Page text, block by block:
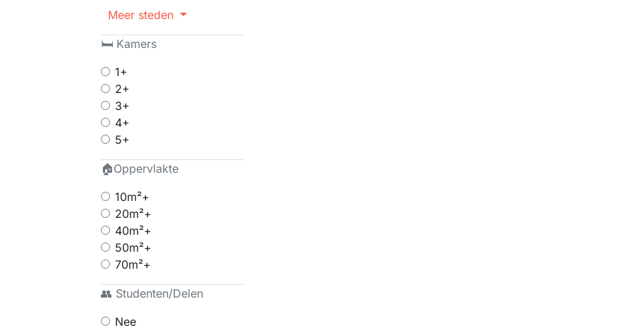
Meer steden
🛏 Kamers
1+
2+
3+
4+
5+
🏠Oppervlakte
10m²+
20m²+
40m²+
50m²+
70m²+
👥 Studenten/Delen
Nee